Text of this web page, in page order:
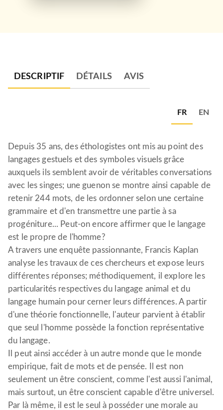
DESCRIPTIF DÉTAILS AVIS
FR EN
Depuis 35 ans, des éthologistes ont mis au point des
langages gestuels et des symboles visuels grâce
auxquels ils semblent avoir de véritables conversations
avec les singes; une guenon se montre ainsi capable de
retenir 244 mots, de les ordonner selon une certaine
grammaire et d'en transmettre une partie à sa
progéniture... Peut-on encore affirmer que le langage
est le propre de l'homme?
A travers une enquête passionnante, Francis Kaplan
analyse les travaux de ces chercheurs et expose leurs
différentes réponses; méthodiquement, il explore les
particularités respectives du langage animal et du
langage humain pour cerner leurs différences. A partir
d'une théorie fonctionnelle, l'auteur parvient à établir
que seul l'homme possède la fonction représentative
du langage.
Il peut ainsi accéder à un autre monde que le monde
empirique, fait de mots et de pensée. Il est non
seulement un être conscient, comme l'est aussi l'animal,
mais surtout, un être conscient capable d'être universel.
Par là même, il est le seul à posséder une morale au